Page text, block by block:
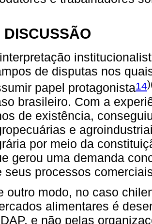
DISCUSSÃO
de disputas nos
papel protagonista14
brasileiro. Com a
de existência,
e
por meio da
gerou uma demanda
seus processos
outro modo, no caso
alimentares é
e não pelas